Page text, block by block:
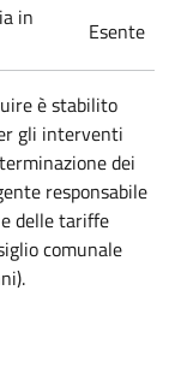
in
Esente
è stabilito
gli interventi
dei
responsabile
delle tariffe
comunale